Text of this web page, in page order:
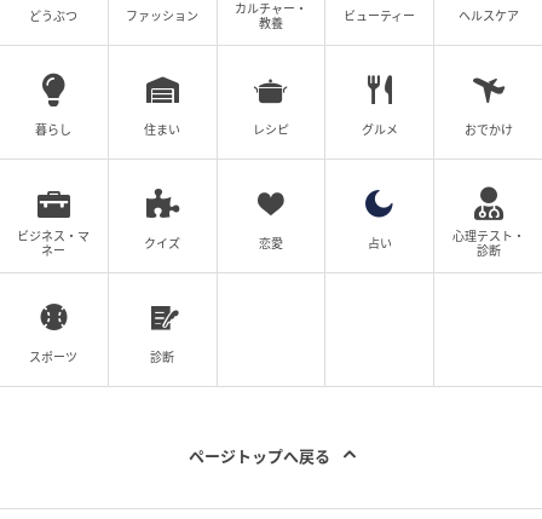
どうぶつ ファッション
カルチャー・
教養
ビューティー ヘルスケア
暮らし 住まい レシピ グルメ おでかけ
ビジネス・マ
ネー
クイズ 恋愛 占い
心理テスト・
診断
スポーツ 診断
ページトップへ戻る